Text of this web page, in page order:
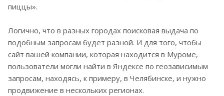
пиццы».
Логично, что в разных городах поисковая выдача по
подобным запросам будет разной. И для того, чтобы
сайт вашей компании, которая находится в Муроме,
пользователи могли найти в Яндексе по геозависимым
запросам, находясь, к примеру, в Челябинске, и нужно
продвижение в нескольких регионах.